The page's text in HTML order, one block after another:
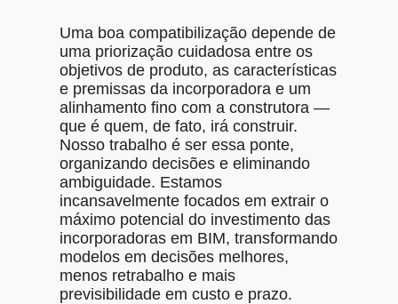
Uma boa compatibilização depende de
uma priorização cuidadosa entre os
objetivos de produto, as características
e premissas da incorporadora e um
alinhamento fino com a construtora —
que é quem, de fato, irá construir.
Nosso trabalho é ser essa ponte,
organizando decisões e eliminando
ambiguidade. Estamos
incansavelmente focados em extrair o
máximo potencial do investimento das
incorporadoras em BIM, transformando
modelos em decisões melhores,
menos retrabalho e mais
previsibilidade em custo e prazo.